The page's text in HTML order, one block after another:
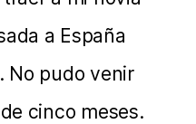
a España
No pudo venir
cinco meses.